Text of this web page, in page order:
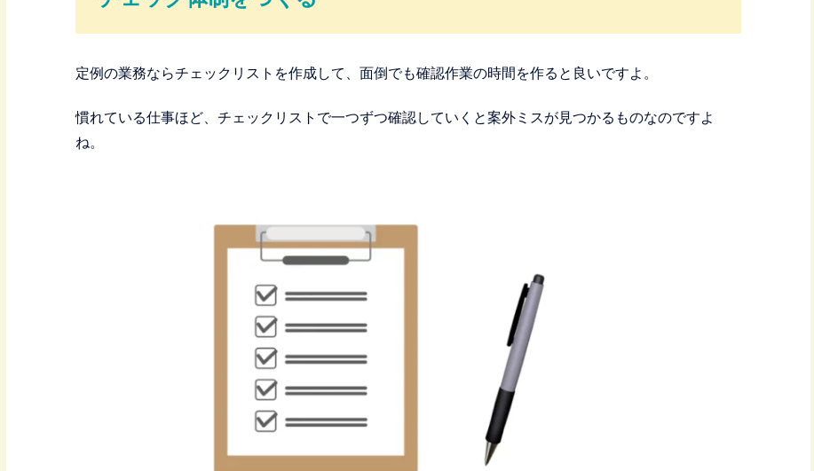
定例の業務ならチェックリストを作成して、面倒でも確認作業の時間を作ると良いですよ。
慣れている仕事ほど、チェックリストで一つずつ確認していくと案外ミスが見つかるものなのですよ
ね。